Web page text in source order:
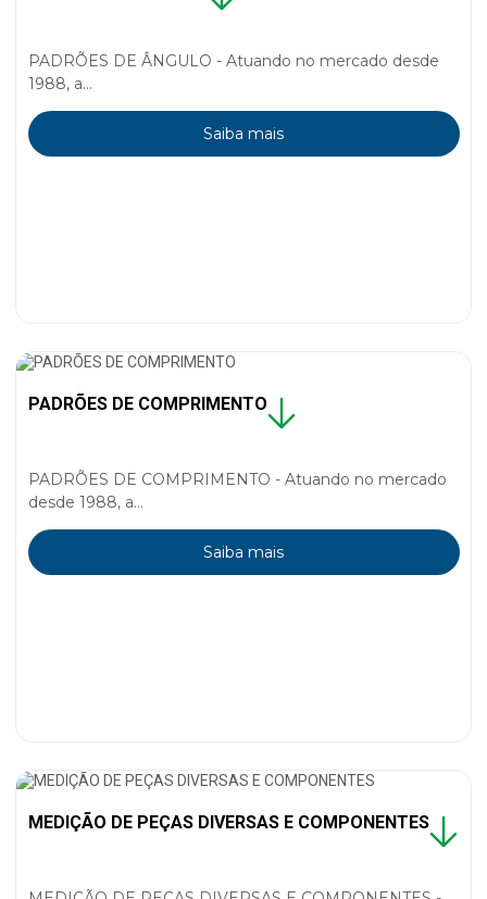
PADRÕES DE ÂNGULO - Atuando no mercado desde
1988, a...
Saiba mais
PADRÕES DE COMPRIMENTO
PADRÕES DE COMPRIMENTO - Atuando no mercado
desde 1988, a...
Saiba mais
MEDIÇÃO DE PEÇAS DIVERSAS E COMPONENTES